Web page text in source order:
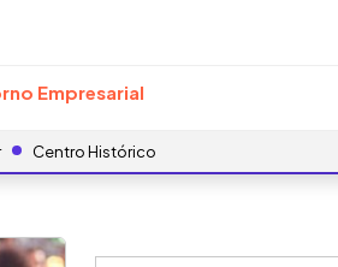
Empresarial
Centro Histórico